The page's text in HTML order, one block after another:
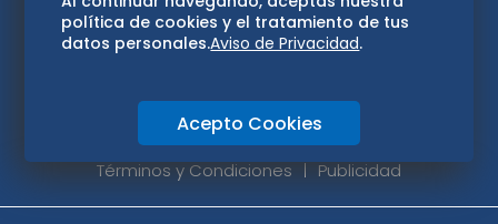
Hidalgo
Oaxaca
Aviso de privacidad
Directorio
Términos y Condiciones
Publicidad
política de cookies y el tratamiento de tus
datos personales.Aviso de Privacidad.
Acepto Cookies